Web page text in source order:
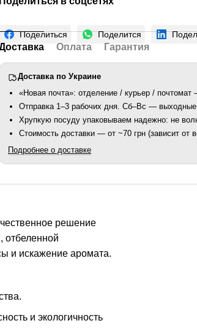
Поделиться Поделится
Оплата Гарантия
Доставка по Украине
«Новая почта»: отделение / курьер /
Отправка 1–3 рабочих дня. Сб–Вс — выходные
Хрупкую посуду упаковываем надежно: не
Стоимость доставки — от ~70 грн (зависит от
Подробнее о доставке
решение
отбеленной
и искажение аромата.
и экологичность